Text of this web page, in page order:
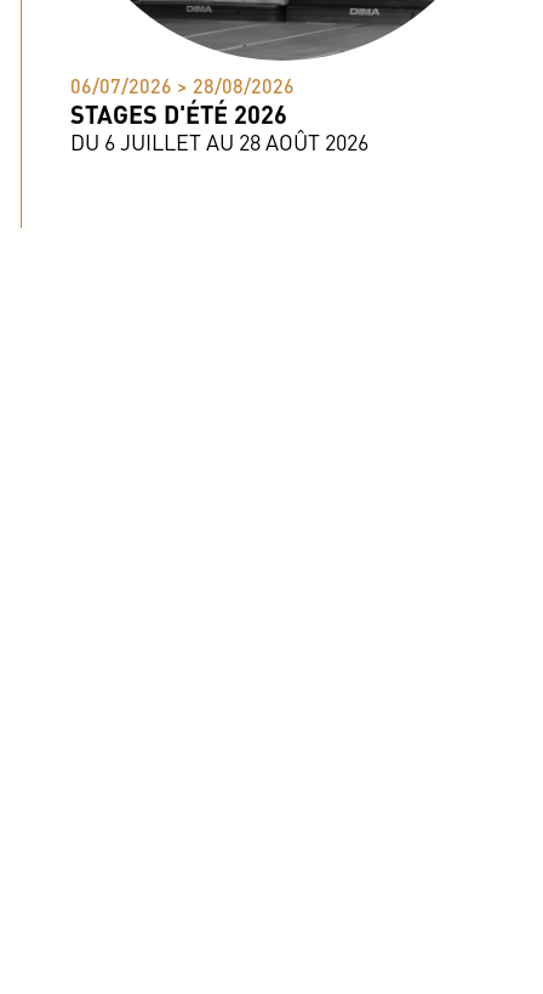
06/07/2026 > 28/08/2026
STAGES D'ÉTÉ 2026
DU 6 JUILLET AU 28 AOÛT 2026